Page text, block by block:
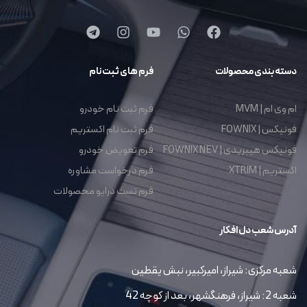
دسته بندی محصولات
ام وی ام | MVM
فونیکس | FOWNIX
فونیکس هیبریدی | FOWNIX NEV
اکستریم | XTRIM
فرم های ثبت نام
فرم ثبت نام خودرو
فرم ثبت نام اکستریم
فرم تعویض خودرو
فرم درخواست مشاوره
فرم تست درایو محصولات
آدرس شعب دل افکار
شعبه مرکزی: شیراز، امیرکبیر، نبش یقطین
شعبه 2: شیراز، فرهنگشهر، بعد از کوچه 42